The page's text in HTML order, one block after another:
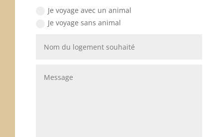
Je voyage avec un animal
Je voyage sans animal